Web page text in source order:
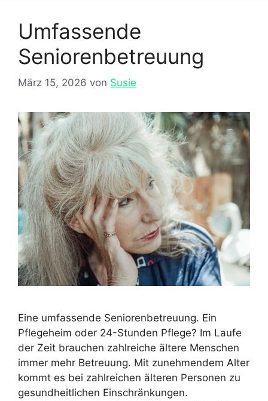
Umfassende
Seniorenbetreuung
März 15, 2026 von Susie
Eine umfassende Seniorenbetreuung. Ein
Pflegeheim oder 24-Stunden Pflege? Im Laufe
der Zeit brauchen zahlreiche ältere Menschen
immer mehr Betreuung. Mit zunehmendem Alter
kommt es bei zahlreichen älteren Personen zu
gesundheitlichen Einschränkungen.